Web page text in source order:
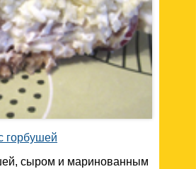
горбушей
сыром и маринованным